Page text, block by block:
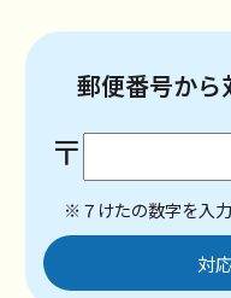
郵便番号から
〒
※７けたの数字を入
対